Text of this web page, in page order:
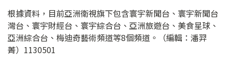
根據資料，目前亞洲衛視旗下包含寰宇新聞台、寰宇新聞台
灣台、寰宇財經台、寰宇綜合台、亞洲旅遊台、美食星球、
亞洲綜合台、梅迪奇藝術頻道等8個頻道。（編輯：潘羿
菁）1130501